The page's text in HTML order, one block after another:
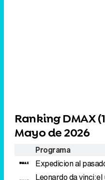
Ranking DMAX (
Mayo de 2026
Programa
Expedicion al
Leonardo da